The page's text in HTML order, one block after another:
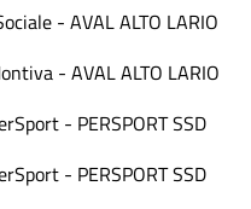
- AVAL ALTO LARIO
- AVAL ALTO LARIO
- PERSPORT SSD
- PERSPORT SSD